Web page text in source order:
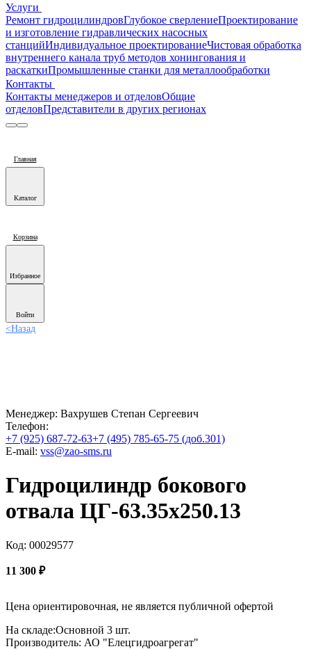
Услуги
Ремонт гидроцилиндровГлубокое сверлениеПроектирование
и изготовление гидравлических насосных
станцийИндивидуальное проектированиеЧистовая обработка
внутреннего канала труб методов хонингования и
раскаткиПромышленные станки для металлообработки
Контакты
Контакты менеджеров и отделовОбщие
отделовПредставители в других регионах
Главная
Каталог
Корзина
Избранное
Войти
<Назад
Менеджер: Вахрушев Степан Сергеевич
Телефон:
+7 (925) 687-72-63+7 (495) 785-65-75 (доб.301)
E-mail: vss@zao-sms.ru
Гидроцилиндр бокового
отвала ЦГ-63.35х250.13
Код: 00029577
11 300 ₽
Цена ориентировочная, не является публичной офертой
На складе:Основной 3 шт.
Производитель: АО "Елецгидроагрегат"